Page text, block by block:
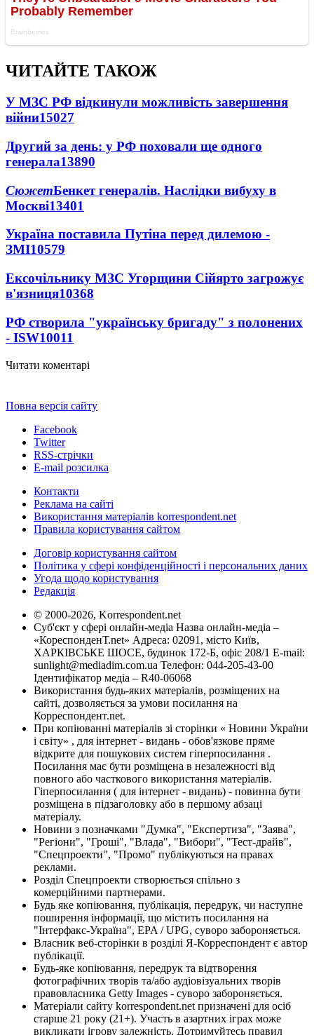
ЧИТАЙТЕ ТАКОЖ
У МЗС РФ відкинули можливість завершення
війни15027
Другий за день: у РФ поховали ще одного
генерала13890
СюжетБенкет генералів. Наслідки вибуху в
Москві13401
Україна поставила Путіна перед дилемою -
ЗМІ10579
Ексочільнику МЗС Угорщини Сійярто загрожує
в'язниця10368
РФ створила "українську бригаду" з полонених
- ISW10011
Читати коментарі
Повна версія сайту
Facebook
Twitter
RSS-стрічки
E-mail розсилка
Контакти
Реклама на сайті
Використання матеріалів korrespondent.net
Правила користування сайтом
Договір користування сайтом
Політика у сфері конфіденційності і персональних даних
Угода щодо користування
Редакція
© 2000-2026, Korrespondent.net
Суб'єкт у сфері онлайн-медіа Назва онлайн-медіа –
«КореспонденТ.net» Адреса: 02091, місто Київ,
ХАРКІВСЬКЕ ШОСЕ, будинок 172-Б, офіс 208/1 E-mail:
sunlight@mediadim.com.ua Телефон: 044-205-43-00
Ідентифікатор медіа – R40-06068
Використання будь-яких матеріалів, розміщених на
сайті, дозволяється за умови посилання на
Корреспондент.net.
При копіюванні матеріалів зі сторінки « Новини України
і світу» , для інтернет - видань - обов'язкове пряме
відкрите для пошукових систем гіперпосилання .
Посилання має бути розміщена в незалежності від
повного або часткового використання матеріалів.
Гіперпосилання ( для інтернет - видань) - повинна бути
розміщена в підзаголовку або в першому абзаці
матеріалу.
Новини з позначками "Думка", "Експертиза", "Заява",
"Регіони", "Гроші", "Влада", "Вибори", "Тест-драйв",
"Спецпроекти", "Промо" публікуються на правах
реклами.
Розділ Спецпроекти створюється спільно з
комерційними партнерами.
Будь яке копіювання, публікація, передрук, чи наступне
поширення інформації, що містить посилання на
"Інтерфакс-Україна", EPA / UPG, суворо забороняється.
Власник веб-сторінки в розділі Я-Корреспондент є автор
публікації.
Будь-яке копіювання, передрук та відтворення
фотографічних творів та/або аудіовізуальних творів
правовласника Getty Images - суворо забороняється.
Матеріали сайту korrespondent.net призначені для осіб
старше 21 року (21+). Участь в азартних іграх може
викликати ігрову залежність. Дотримуйтесь правил